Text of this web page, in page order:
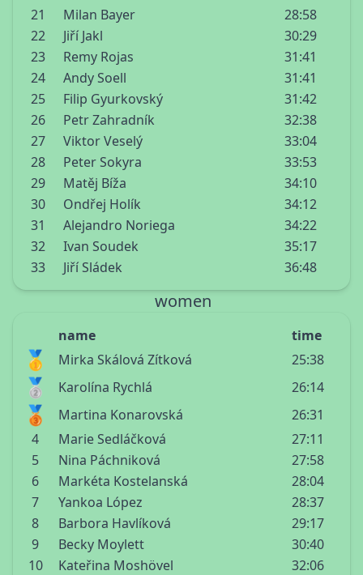
21
Milan Bayer
28:58
22
Jiří Jakl
30:29
23
Remy Rojas
31:41
24
Andy Soell
31:41
25
Filip Gyurkovský
31:42
26
Petr Zahradník
32:38
27
Viktor Veselý
33:04
28
Peter Sokyra
33:53
29
Matěj Bíža
34:10
30
Ondřej Holík
34:12
31
Alejandro Noriega
34:22
32
Ivan Soudek
35:17
33
Jiří Sládek 36:48
women
name time
🥇 Mirka Skálová Zítková 25:38
🥈 Karolína Rychlá 26:14
🥉 Martina Konarovská
26:31
4
Marie Sedláčková
27:11
5
Nina Páchniková
27:58
6
Markéta Kostelanská
28:04
7
Yankoa López
28:37
8
Barbora Havlíková
29:17
9
Becky Moylett
30:40
10
Kateřina Moshövel
32:06